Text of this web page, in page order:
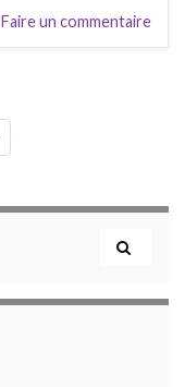
Faire un commentaire